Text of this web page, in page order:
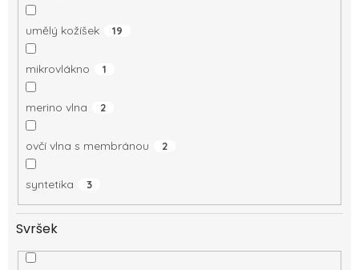
umělý kožíšek 19
mikrovlákno 1
merino vlna 2
ovčí vlna s membránou 2
syntetika 3
Svršek